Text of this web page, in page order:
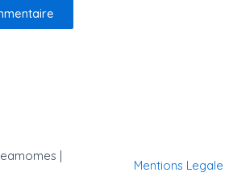
|
Mentions Legale